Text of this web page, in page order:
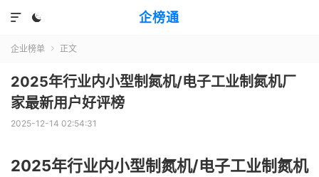
企榜通


企业榜单  正文
2025年行业内小型制氮机/电子工业制氮机厂
家最新用户好评榜
2025-12-14 02:54:31
2025年行业内小型制氮机/电子工业制氮机